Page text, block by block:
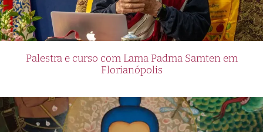
Palestra e curso com Lama Padma Samten em
Florianópolis